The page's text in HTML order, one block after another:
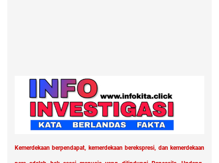
Kemerdekaan berpendapat, kemerdekaan berekspresi, dan kemerdekaan